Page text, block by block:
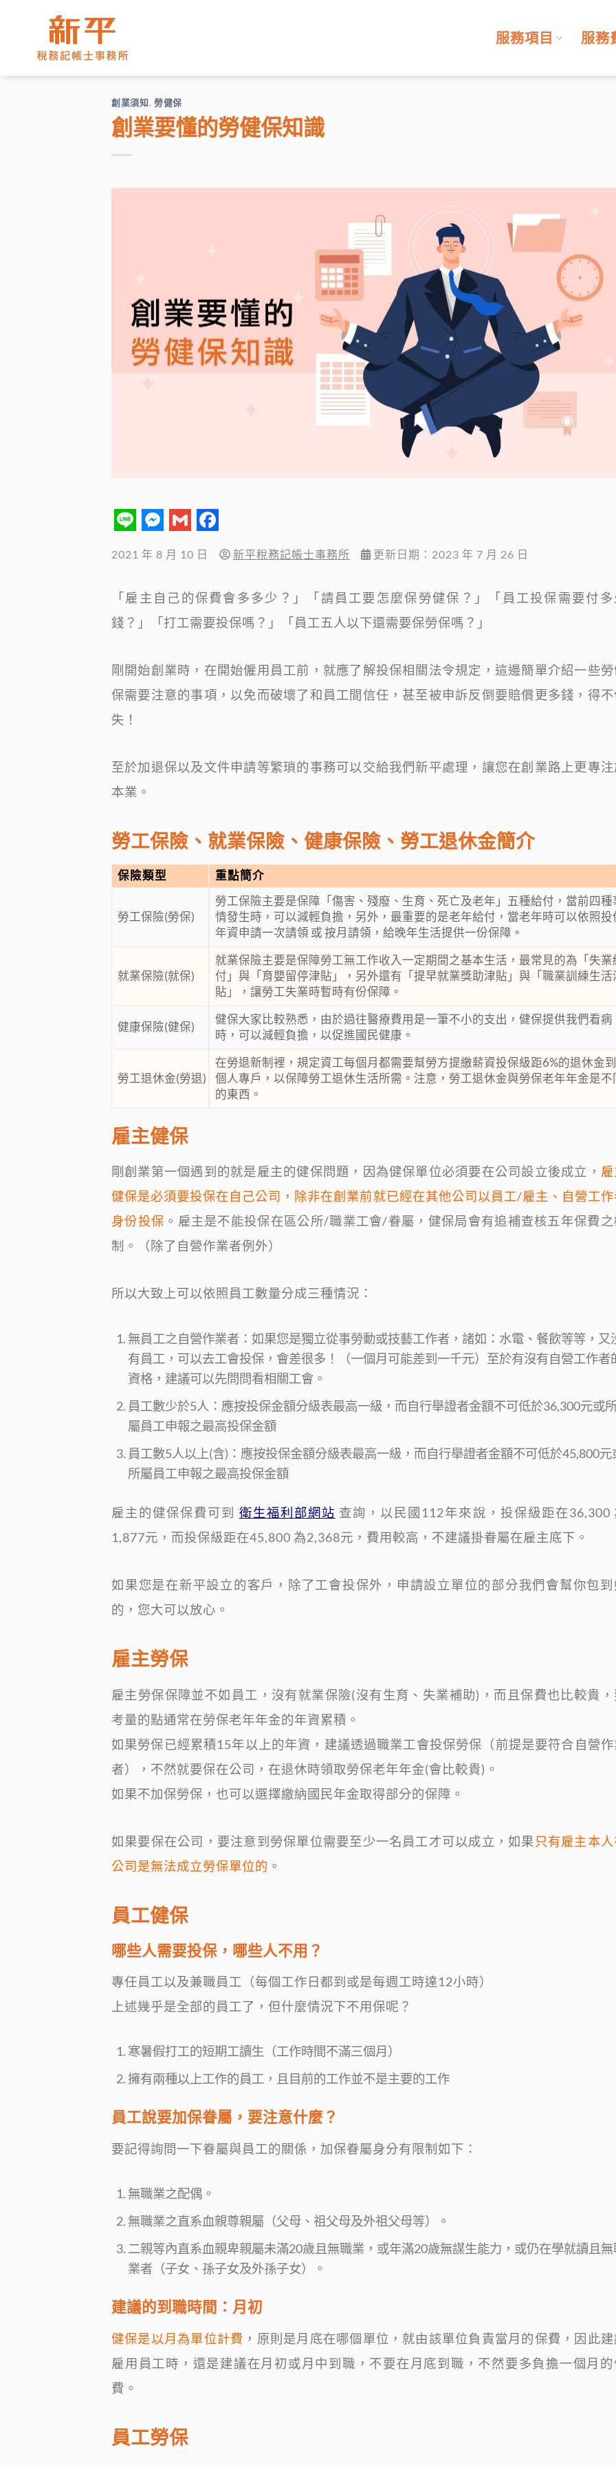
content
服務項目 服務
創業須知, 勞健保
創業要懂的勞健保知識
LineMessenger
GmailFacebook
2021 年 8 月 10 日 新平稅務記帳士事務所 更新日期：2023 年 7 月 26 日
「雇主自己的保費會多多少？」「請員工要怎麼保勞健保？」「員工投保需要付多
錢？」「打工需要投保嗎？」「員工五人以下還需要保勞保嗎？」
剛開始創業時，在開始僱用員工前，就應了解投保相關法令規定，這邊簡單介紹一些勞
保需要注意的事項，以免而破壞了和員工間信任，甚至被申訴反倒要賠償更多錢，得不
失！
至於加退保以及文件申請等繁瑣的事務可以交給我們新平處理，讓您在創業路上更專注
本業。
勞工保險、就業保險、健康保險、勞工退休金簡介
保險類型 重點簡介
勞工保險(勞保)
勞工保險主要是保障「傷害、殘廢、生育、死亡及老年」五種給付，當前四種
情發生時，可以減輕負擔，另外，最重要的是老年給付，當老年時可以依照投
年資申請一次請領 或 按月請領，給晚年生活提供一份保障。
就業保險(就保)
就業保險主要是保障勞工無工作收入一定期間之基本生活，最常見的為「失業
付」與「育嬰留停津貼」，另外還有「提早就業獎助津貼」與「職業訓練生活
貼」，讓勞工失業時暫時有份保障。
健康保險(健保)
健保大家比較熟悉，由於過往醫療費用是一筆不小的支出，健保提供我們看病
時，可以減輕負擔，以促進國民健康。
勞工退休金(勞退)
在勞退新制裡，規定資工每個月都需要幫勞方提繳薪資投保級距6%的退休金到
個人專戶，以保障勞工退休生活所需。注意，勞工退休金與勞保老年年金是不
的東西。
雇主健保
剛創業第一個遇到的就是雇主的健保問題，因為健保單位必須要在公司設立後成立，
健保是必須要投保在自己公司，除非在創業前就已經在其他公司以員工/雇主、自營工作
身份投保 。雇主是不能投保在區公所/職業工會/眷屬，健保局會有追補查核五年保費之
制。（除了自營作業者例外）
所以大致上可以依照員工數量分成三種情況：
無員工之自營作業者：如果您是獨立從事勞動或技藝工作者，諸如：水電、餐飲等等，又
有員工，可以去工會投保，會差很多！（一個月可能差到一千元）至於有沒有自營工作者
資格，建議可以先問問看相關工會。
員工數少於5人：應按投保金額分級表最高一級，而自行舉證者金額不可低於36,300元或
屬員工申報之最高投保金額
員工數5人以上(含)：應按投保金額分級表最高一級，而自行舉證者金額不可低於45,800元
所屬員工申報之最高投保金額
雇主的健保保費可到 衛生福利部網站 查詢，以民國112年來說，投保級距在36,300
1,877元，而投保級距在45,800 為2,368元，費用較高，不建議掛眷屬在雇主底下。
如果您是在新平設立的客戶，除了工會投保外，申請設立單位的部分我們會幫你包到
的，您大可以放心。
雇主勞保
雇主勞保保障並不如員工，沒有就業保險(沒有生育、失業補助)，而且保費也比較貴，
考量的點通常在勞保老年年金的年資累積。
如果勞保已經累積15年以上的年資，建議透過職業工會投保勞保（前提是要符合自營作
者），不然就要保在公司，在退休時領取勞保老年年金(會比較貴)。
如果不加保勞保，也可以選擇繳納國民年金取得部分的保障。
如果要保在公司，要注意到勞保單位需要至少一名員工才可以成立，如果只有雇主本
公司是無法成立勞保單位的 。
員工健保
哪些人需要投保，哪些人不用？
專任員工以及兼職員工（每個工作日都到或是每週工時達12小時）
上述幾乎是全部的員工了，但什麼情況下不用保呢？
寒暑假打工的短期工讀生（工作時間不滿三個月）
擁有兩種以上工作的員工，且目前的工作並不是主要的工作
員工說要加保眷屬，要注意什麼？
要記得詢問一下眷屬與員工的關係，加保眷屬身分有限制如下：
無職業之配偶。
無職業之直系血親尊親屬（父母、祖父母及外祖父母等）。
二親等內直系血親卑親屬未滿20歲且無職業，或年滿20歲無謀生能力，或仍在學就讀且無
業者（子女、孫子女及外孫子女）。
建議的到職時間：月初
健保是以月為單位計費 ，原則是月底在哪個單位，就由該單位負責當月的保費，因此建
雇用員工時，還是建議在月初或月中到職，不要在月底到職，不然要多負擔一個月的
費。
員工勞保